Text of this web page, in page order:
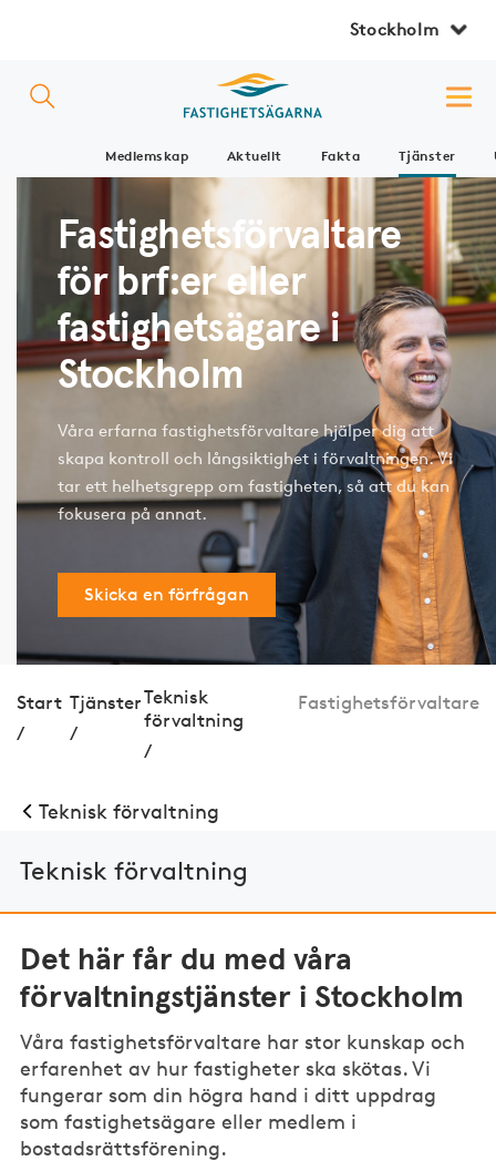
Stockholm
Medlemskap Aktuellt Fakta Tjänster
Fastighetsförvaltare
för brf:er eller
fastighetsägare i
Stockholm
Våra erfarna fastighetsförvaltare hjälper dig att
skapa kontroll och långsiktighet i förvaltningen. Vi
tar ett helhetsgrepp om fastigheten, så att du kan
fokusera på annat.
Skicka en förfrågan
Start
/
Tjänster
/
Teknisk
förvaltning
/
Fastighetsförvaltare
Teknisk förvaltning
Teknisk förvaltning
Det här får du med våra
förvaltningstjänster i Stockholm
Våra fastighetsförvaltare har stor kunskap och
erfarenhet av hur fastigheter ska skötas. Vi
fungerar som din högra hand i ditt uppdrag
som fastighetsägare eller medlem i
bostadsrättsförening.